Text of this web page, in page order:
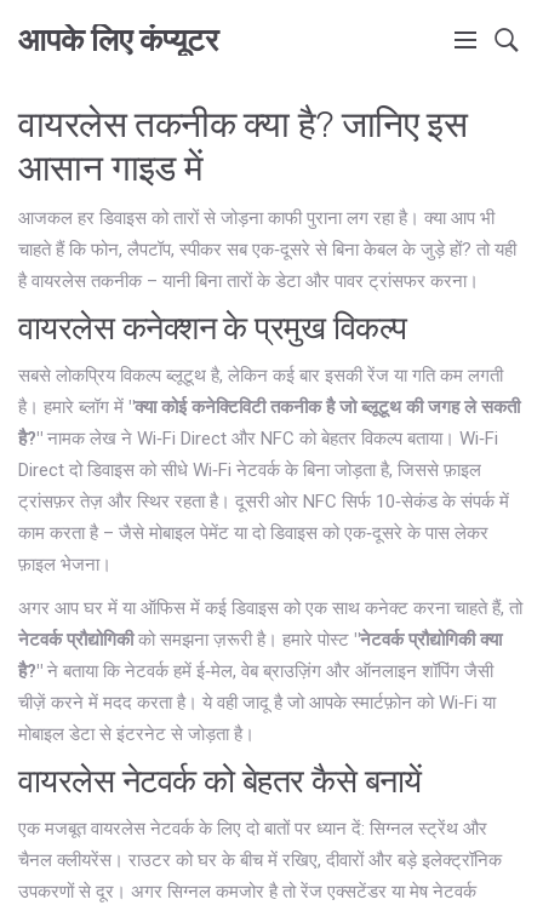
आपके लिए कंप्यूटर
वायरलेस तकनीक क्या है? जानिए इस
आसान गाइड में
आजकल हर डिवाइस को तारों से जोड़ना काफी पुराना लग रहा है। क्या आप भी
चाहते हैं कि फोन, लैपटॉप, स्पीकर सब एक‑दूसरे से बिना केबल के जुड़े हों? तो यही
है वायरलेस तकनीक – यानी बिना तारों के डेटा और पावर ट्रांसफर करना।
वायरलेस कनेक्शन के प्रमुख विकल्प
सबसे लोकप्रिय विकल्प ब्लूटूथ है, लेकिन कई बार इसकी रेंज या गति कम लगती
है। हमारे ब्लॉग में "क्या कोई कनेक्टिविटी तकनीक है जो ब्लूटूथ की जगह ले सकती
है?" नामक लेख ने Wi‑Fi Direct और NFC को बेहतर विकल्प बताया। Wi‑Fi
Direct दो डिवाइस को सीधे Wi‑Fi नेटवर्क के बिना जोड़ता है, जिससे फ़ाइल
ट्रांसफ़र तेज़ और स्थिर रहता है। दूसरी ओर NFC सिर्फ 10‑सेकंड के संपर्क में
काम करता है – जैसे मोबाइल पेमेंट या दो डिवाइस को एक‑दूसरे के पास लेकर
फ़ाइल भेजना।
अगर आप घर में या ऑफिस में कई डिवाइस को एक साथ कनेक्ट करना चाहते हैं, तो
नेटवर्क प्रौद्योगिकीको समझना ज़रूरी है। हमारे पोस्ट "नेटवर्क प्रौद्योगिकी क्या
है?" ने बताया कि नेटवर्क हमें ई‑मेल, वेब ब्राउज़िंग और ऑनलाइन शॉपिंग जैसी
चीज़ें करने में मदद करता है। ये वही जादू है जो आपके स्मार्टफ़ोन को Wi‑Fi या
मोबाइल डेटा से इंटरनेट से जोड़ता है।
वायरलेस नेटवर्क को बेहतर कैसे बनायें
एक मजबूत वायरलेस नेटवर्क के लिए दो बातों पर ध्यान दें: सिग्नल स्ट्रेंथ और
चैनल क्लीयरेंस। राउटर को घर के बीच में रखिए, दीवारों और बड़े इलेक्ट्रॉनिक
उपकरणों से दूर। अगर सिग्नल कमजोर है तो रेंज एक्सटेंडर या मेष नेटवर्क